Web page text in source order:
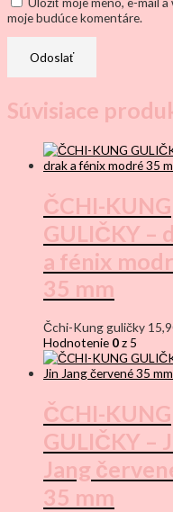
moje budúce komentáre.
Súvisiace
ČCHI-KUNG
GULIČKY –
a fénix
35 mm
Čchi-Kung guličky
Hodnotenie 0z 5
ČCHI-KUNG
GULIČKY –
Jang
35 mm